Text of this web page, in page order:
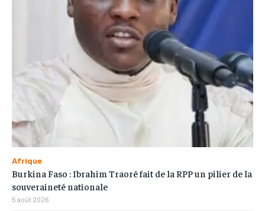
Afrique
Burkina Faso : Ibrahim Traoré fait de la RPP un pilier de la
souveraineté nationale
5 août 2026